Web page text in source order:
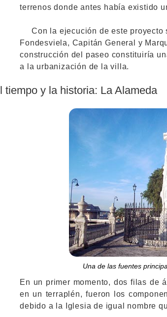
terrenos donde antes había existido
Con la ejecución de este
Fondesviela, Capitán General y
construcción del paseo constituiría
a la urbanización de la villa.
tiempo y la historia: La Alameda
Una de las fuentes
En un primer momento, dos filas de
en un terraplén, fueron los
debido a la Iglesia de igual nombre